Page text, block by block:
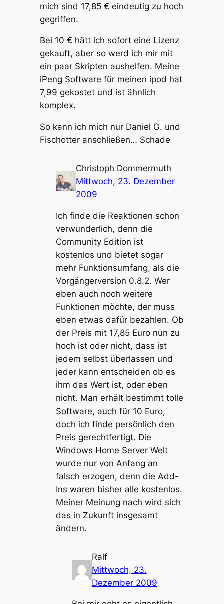
mich sind 17,85 € eindeutig zu hoch
gegriffen.
Bei 10 € hätt ich sofort eine Lizenz
gekauft, aber so werd ich mir mit
ein paar Skripten aushelfen. Meine
iPeng Software für meinen ipod hat
7,99 gekostet und ist ähnlich
komplex.
So kann ich mich nur Daniel G. und
Fischotter anschließen… Schade
Christoph Dommermuth
Mittwoch, 23. Dezember
2009
Ich finde die Reaktionen schon
verwunderlich, denn die
Community Edition ist
kostenlos und bietet sogar
mehr Funktionsumfang, als die
Vorgängerversion 0.8.2. Wer
eben auch noch weitere
Funktionen möchte, der muss
eben etwas dafür bezahlen. Ob
der Preis mit 17,85 Euro nun zu
hoch ist oder nicht, dass ist
jedem selbst überlassen und
jeder kann entscheiden ob es
ihm das Wert ist, oder eben
nicht. Man erhält bestimmt tolle
Software, auch für 10 Euro,
doch ich finde persönlich den
Preis gerechtfertigt. Die
Windows Home Server Welt
wurde nur von Anfang an
falsch erzogen, denn die Add-
Ins waren bisher alle kostenlos.
Meiner Meinung nach wird sich
das in Zukunft insgesamt
ändern.
Ralf
Mittwoch, 23.
Dezember 2009